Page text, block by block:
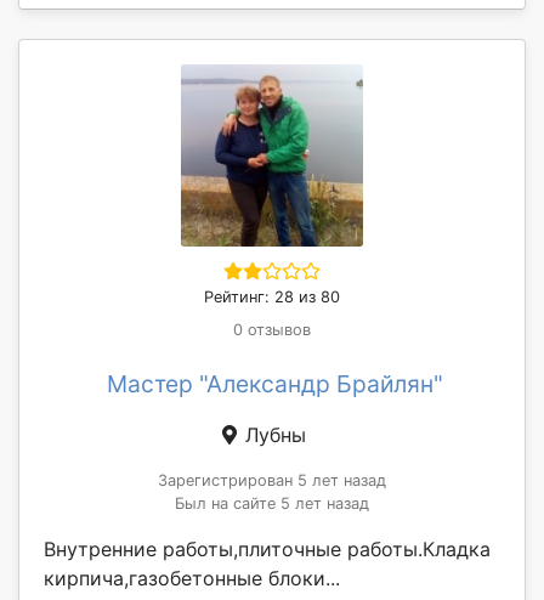
Рейтинг: 28 из 80
0 отзывов
Мастер "Александр Брайлян"
Лубны
Зарегистрирован 5 лет назад
Был на сайте 5 лет назад
Внутренние работы,плиточные работы.Кладка
кирпича,газобетонные блоки...